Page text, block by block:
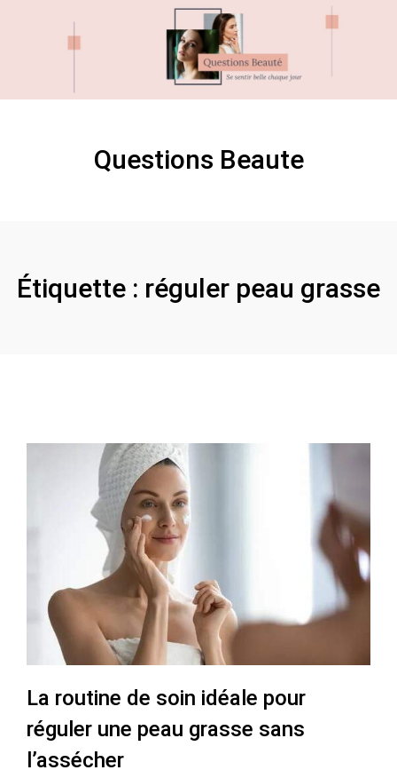
Questions Beaute
Étiquette : réguler peau grasse
La routine de soin idéale pour
réguler une peau grasse sans
l’assécher